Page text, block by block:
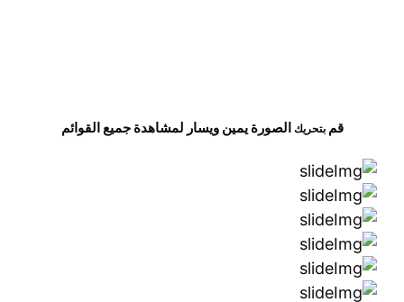
قم بتحريك الصورةيمينويسار لمشاهدةجميع القوائم